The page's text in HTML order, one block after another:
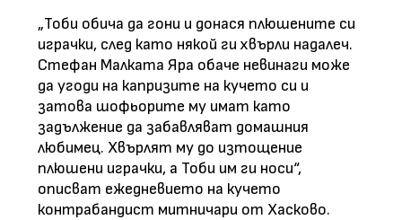
„Тоби обича да гони и донася плюшените си
играчки, след като някой ги хвърли надалеч.
Стефан Малката Яра обаче невинаги може
да угоди на капризите на кучето си и
затова шофьорите му имат като
задължение да забавляват домашния
любимец. Хвърлят му до изтощение
плюшени играчки, а Тоби им ги носи“,
описват ежедневието на кучето
контрабандист митничари от Хасково.